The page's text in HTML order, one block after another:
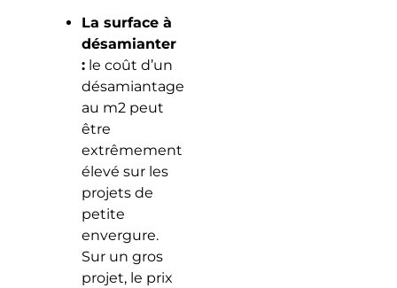
La surface à
désamianter
:le coût d’un
désamiantage
au m2 peut
être
extrêmement
élevé sur les
projets de
petite
envergure.
Sur un gros
projet, le prix